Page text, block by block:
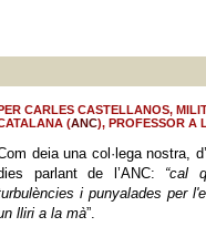
CARLES CASTELLANOS,
(ANC), PROFESSOR A
deia una col·lega nostra,
parlant de l’ANC: “cal
i punyalades per
lliri a la mà”.